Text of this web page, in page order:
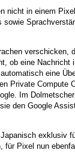
nicht in einem
sowie
verschicken,
ob eine Nachricht
eine
Private Compute
Im
den Google
exklusiv
Pixel nun